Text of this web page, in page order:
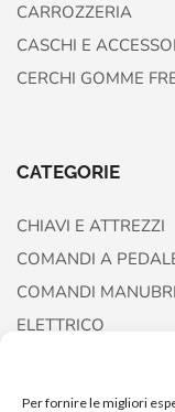
Per fornire le migliori
CARROZZERIA
CASCHI E
CERCHI GOMME
CATEGORIE
CHIAVI E ATTREZZI
COMANDI A
COMANDI
ELETTRICO
FORCELLE E